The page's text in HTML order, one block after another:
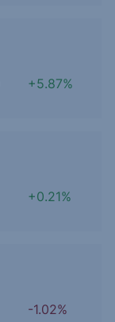
+5.87%
+0.21%
-1.02%